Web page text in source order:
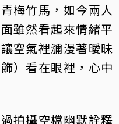
梅竹馬，如今兩人
雖然看起來情緒平
空氣裡瀰漫著曖昧
）看在眼裡，心中
拍攝空檔幽默詮釋